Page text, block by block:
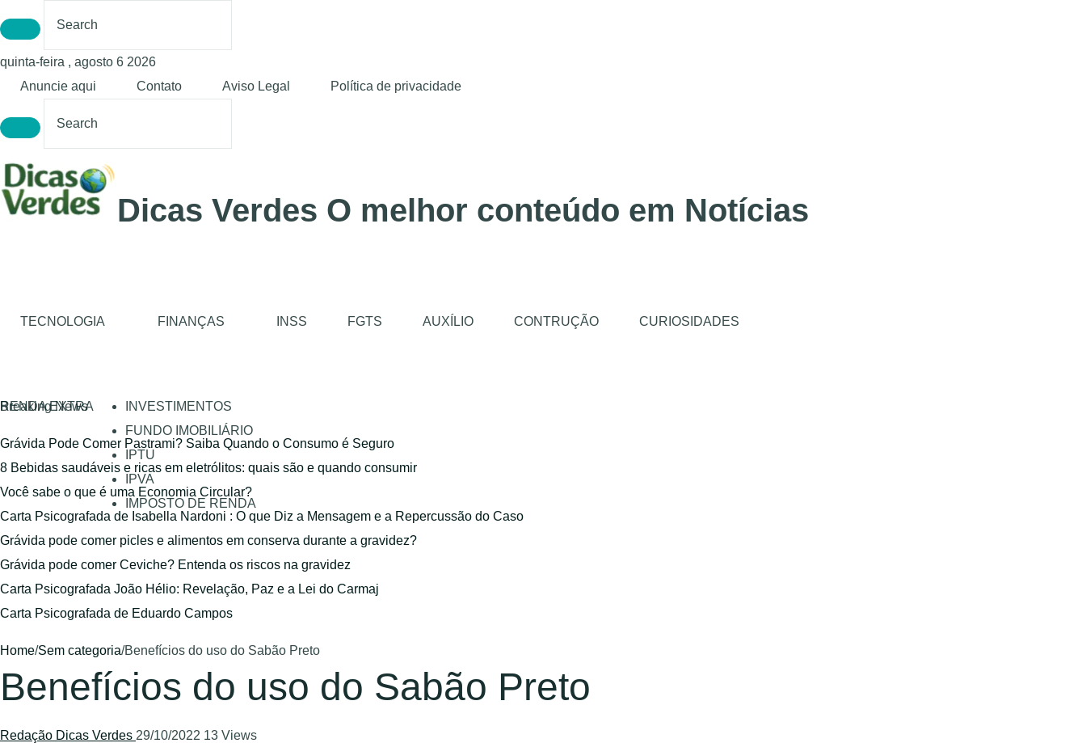
quinta-feira , agosto 6 2026
Anuncie aqui
Contato Aviso Legal Política de privacidade
Dicas Verdes O melhor conteúdo em Notícias
TECNOLOGIA
RENDA EXTRA
FINANÇAS
INVESTIMENTOS
FUNDO IMOBILIÁRIO
IPTU
IPVA
IMPOSTO DE RENDA
INSS FGTS AUXÍLIO CONTRUÇÃO CURIOSIDADES
Breaking News
Grávida Pode Comer Pastrami? Saiba Quando o Consumo é Seguro
8 Bebidas saudáveis e ricas em eletrólitos: quais são e quando consumir
Você sabe o que é uma Economia Circular?
Carta Psicografada de Isabella Nardoni : O que Diz a Mensagem e a Repercussão do Caso
Grávida pode comer picles e alimentos em conserva durante a gravidez?
Grávida pode comer Ceviche? Entenda os riscos na gravidez
Carta Psicografada João Hélio: Revelação, Paz e a Lei do Carmaj
Carta Psicografada de Eduardo Campos
Home/Sem categoria/Benefícios do uso do Sabão Preto
Benefícios do uso do Sabão Preto
Redação Dicas Verdes 29/10/2022 13 Views